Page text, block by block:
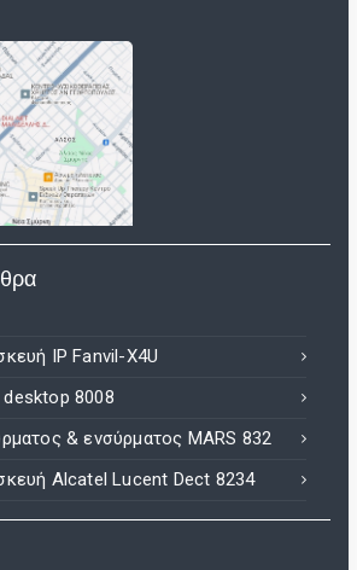
IP Fanvil-X4U
8008
& ενσύρματος MARS 832
Alcatel Lucent Dect 8234